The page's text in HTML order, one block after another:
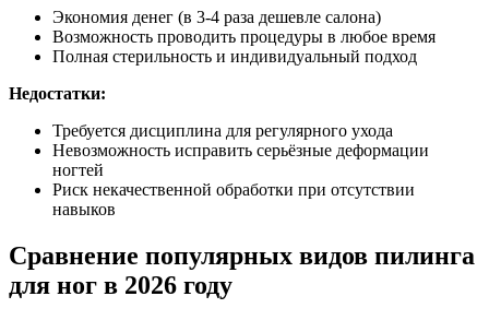
Экономия денег (в 3-4 раза дешевле салона)
Возможность проводить процедуры в любое время
Полная стерильность и индивидуальный подход
Недостатки:
Требуется дисциплина для регулярного ухода
Невозможность исправить серьёзные деформации
ногтей
Риск некачественной обработки при отсутствии
навыков
Сравнение популярных видов пилинга
для ног в 2026 году